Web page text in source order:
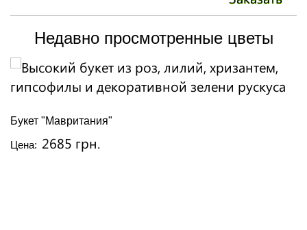
Недавно просмотренные цветы
Букет "Мавритания"
Цена: 2685 грн.